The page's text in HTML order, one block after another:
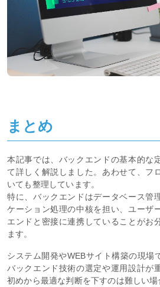
まとめ
本記事では、バックエンドの基本的な
て詳しく解説しました。あわせて、フ
いても整理しています。
特に、バックエンドはデータベース管
ケーション処理の中核を担い、ユーザ
エンドと密接に連携していることがお
ます。
システム開発やWEBサイト構築の現場
バックエンド技術の選定や運用設計が
初めから最適な判断を下すのは難しい場